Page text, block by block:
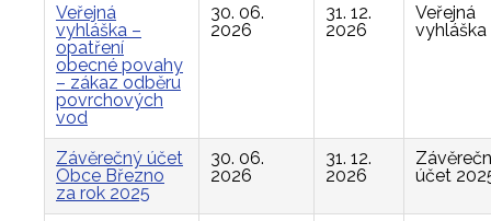
Veřejná
vyhláška –
opatření
obecné povahy
– zákaz odběru
povrchových
vod
30. 06.
2026
31. 12.
2026
Veřejná
vyhláška
Závěrečný účet
Obce Březno
za rok 2025
30. 06.
2026
31. 12.
2026
účet